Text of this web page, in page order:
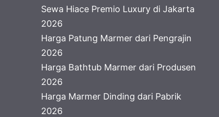
Sewa Hiace Premio Luxury di Jakarta
2026
Harga Patung Marmer dari Pengrajin
2026
Harga Bathtub Marmer dari Produsen
2026
Harga Marmer Dinding dari Pabrik
2026